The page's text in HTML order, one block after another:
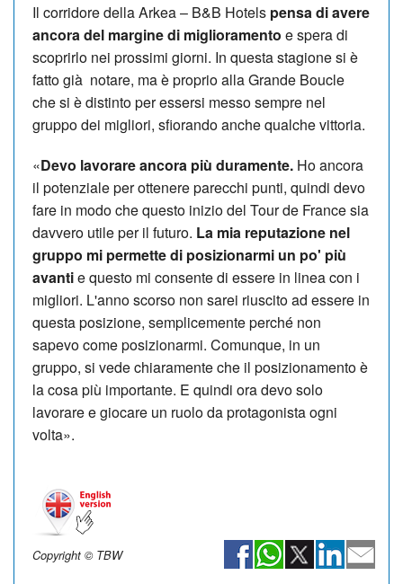
Il corridore della Arkea – B&B Hotels pensa di avere
ancora del margine di miglioramento e spera di
scoprirlo nei prossimi giorni. In questa stagione si è
fatto già notare, ma è proprio alla Grande Boucle
che si è distinto per essersi messo sempre nel
gruppo dei migliori, sfiorando anche qualche vittoria.
«Devo lavorare ancora più duramente. Ho ancora
il potenziale per ottenere parecchi punti, quindi devo
fare in modo che questo inizio del Tour de France sia
davvero utile per il futuro. La mia reputazione nel
gruppo mi permette di posizionarmi un po' più
avantie questo mi consente di essere in linea con i
migliori. L'anno scorso non sarei riuscito ad essere in
questa posizione, semplicemente perché non
sapevo come posizionarmi. Comunque, in un
gruppo, si vede chiaramente che il posizionamento è
la cosa più importante. E quindi ora devo solo
lavorare e giocare un ruolo da protagonista ogni
volta».
Copyright © TBW